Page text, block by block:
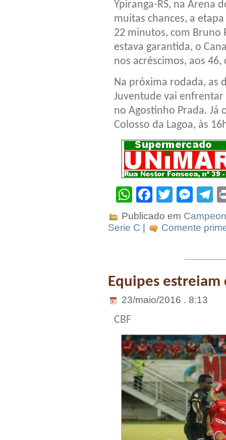
Ypiranga-RS, na Arena
muitas chances, a
22 minutos, com Bruno
estava garantida, o
nos acréscimos, aos 46,
Na próxima rodada, as
Juventude vai enfrentar
no Agostinho Prada. Já
Colosso da Lagoa, às
WhatsApp
Facebook
Twitter
Publicado em
Serie C | Comente
Equipes estreiam
23/maio/2016 . 8:13
CBF